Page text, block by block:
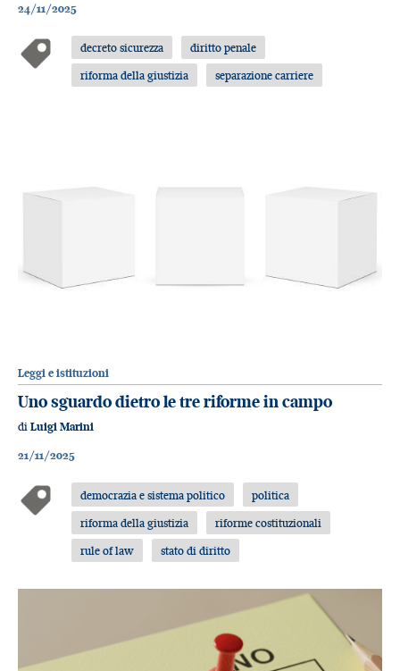
24/11/2025
decreto sicurezza
diritto penale
riforma della giustizia
separazione carriere
Leggi e istituzioni
Uno sguardo dietro le tre riforme in campo
di Luigi Marini
21/11/2025
democrazia e sistema politico
politica
riforma della giustizia
riforme costituzionali
rule of law
stato di diritto